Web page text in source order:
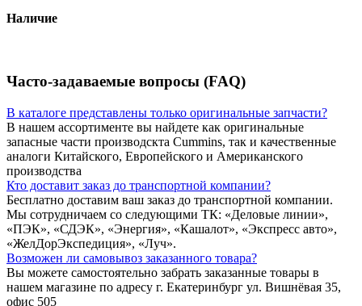
Наличие
Часто-задаваемые вопросы (FAQ)
В каталоге представлены только оригинальные запчасти?
В нашем ассортименте вы найдете как оригинальные
запасные части производскта Cummins, так и качественные
аналоги Китайского, Европейского и Американского
производства
Кто доставит заказ до транспортной компании?
Бесплатно доставим ваш заказ до транспортной компании.
Мы сотрудничаем со следующими ТК: «Деловые линии»,
«ПЭК», «СДЭК», «Энергия», «Кашалот», «Экспресс авто»,
«ЖелДорЭкспедиция», «Луч».
Возможен ли самовывоз заказанного товара?
Вы можете самостоятельно забрать заказанные товары в
нашем магазине по адресу г. Екатеринбург ул. Вишнёвая 35,
офис 505